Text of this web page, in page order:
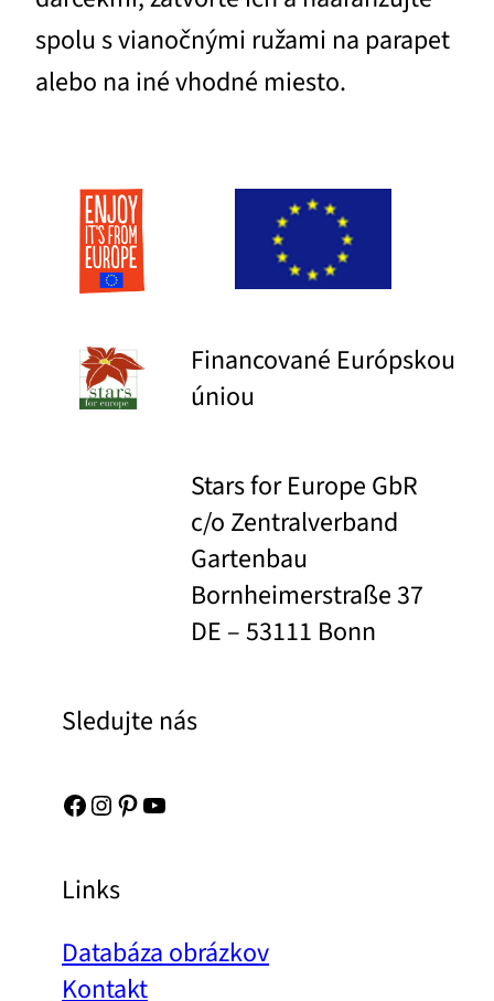
spolu s vianočnými ružami na parapet
alebo na iné vhodné miesto.
Financované Európskou
úniou
Stars for Europe GbR
c/o Zentralverband
Gartenbau
Bornheimerstraße 37
DE – 53111 Bonn
Sledujte nás
Facebook Instagram Pinterest YouTube
Links
Databáza obrázkov
Kontakt